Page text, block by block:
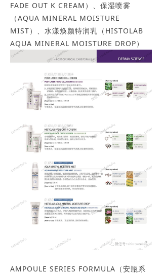
FADE OUT K CREAM）、保湿喷雾
（AQUA MINERAL MOISTURE
MIST）、水漾焕颜特润乳（HISTOLAB
AQUA MINERAL MOISTURE DROP）
AMPOULE SERIES FORMULA（安瓶系